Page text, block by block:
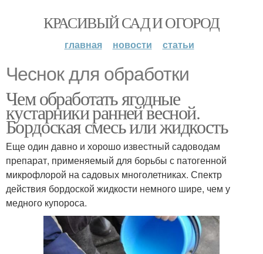
КРАСИВЫЙ САД И ОГОРОД
главная новости статьи
Чеснок для обработки
Чем обработать ягодные
кустарники ранней весной.
Бордоская смесь или жидкость
Еще один давно и хорошо известный садоводам
препарат, применяемый для борьбы с патогенной
микрофлорой на садовых многолетниках. Спектр
действия бордоской жидкости немного шире, чем у
медного купороса.